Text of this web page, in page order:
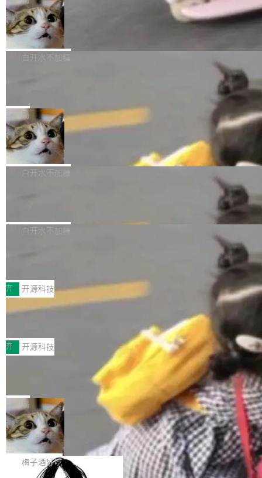
l 迁移或唤醒时，新宿主从 S3 恢复 SQLite 数据
库继续执行。存储库是持久化的唯一真相...
te 17 Pro、OPPO K15，要么是vivo X300 E这
样的次旗舰。 Galaxy Z Fold8 Ultra / Z Fold8 /
Z Flip8三款折叠屏新机均在7月22日发布，且全
部搭载骁龙8 Elite Gen5 for Galaxy，它们本该
本控制系统。目前处于 Early Access 阶段。 De
ltaDB 的核心思路直接写在 landing page 最显
眼的位置：「Software is made between com
mits」——软件是在 commit 之间写出来的。git
是把这段空隙补上。 回退到任何一次编辑：Delt
aDB 捕获 commit 之间的每一次操作，...
SpaceXAI 单季资本开支达 183 亿美元
根据风险投资人Tomer Tunguz 博客（VC 分
析）披露的最新分析与第二季度业绩报告，Spac
微软同期总资本开支的四成。 与亚马逊、Alpha
bet、微软以及 Meta 等传统科技巨头相比，Spa
ceXAI的资金消耗速度尤为引人瞩目。然而，支
撑庞大支出的资金来源却呈现出截然不同的面
貌。数据显示，微软和 Meta 主要依托充沛的经
白开水不加糖
一个在终端里运行的编程 agent；Muse Spark
1.2，驱动这个 agent 的新模型。一句话概括：
你可以用 curl -fsSL https://dev.meta.ai/install.
sh | bash 安装一个能在大项目里自动规划、写
代码、验证结果的 AI 终端工具。 据介绍，Muse
个主 agent 循环，外加一组后台 agent。这些后
局
美团开源 LoHoSearch，用知识图谱校
准 AI 能力认知
机器出题的前提，是让机器拥有全局视野。整个
构建流程可以分为四个环节：建图 → 控制难度
白开水不加糖
库，并将作为transport接入Mooncake TENT。
MPComm将作为一种传输引擎接入Mooncake T
ENT，实现零拷贝传输性能提升30%、非零拷贝
传输性能最高提升5倍。UCL-MPComm底层基
于自研UCL-Engine通信引擎，后续腾讯网平将
持续开源更多基于UCL-Engine的高性能通信组
件。 腾讯网平团队在UCL-MPComm中实现了一
个独立于业务线程的全局通信引擎（Engine），
白开水不加糖
型案例入选名单》，深信服“面向企业研发场景的
开源 AI 编程平台 CoStrict 应用”凭借卓越的技术
创新与落地成效成功入选。 全链路私有化部署，
助力企业AI研发安全落地 当前，越来越多企业已
经开始引入 AI Coding 工具，通过调用公有云模
型或企业内部部署模型提升研发效率。但随着 AI
Coding 从个人辅助工具逐步走向团队级、组织
级应用，企业在规模化落地过程中，对安全性、
可控性和代码质量提出了更高要求。 首先是数据
安全与合规要求。对于大多数普通研发场景，公
有云模型能够满足快速试用和效率提升的需求。
但对于金融、能源、医疗等对数据安全要求较...
开 开源科技
深信服AI算力网关入选工信部人工智能
前不久，工业和信息化部正式发布《2025年人工
智能应用典型案例名单》，集中展示人工智能在
各领域的应用成果，覆盖技术底座、行业赋能、
产品应用、支撑保障、专题等五大方向。深信服
AI算力网关（AI创新平台）成功入选！ 随着各行
各业的Agent走向规模化建设，算力构成形态逐
渐丰富，用户关注的重点也在发生变化：不只是
让AI用起来，还要进一步看清混合算力时代下，
Token花在哪里、算力是否被充分利用，以及持
续增长的AI成本该如何优化。 深信服AI算力网关
正是围绕这些实际问题，从Token治理和成本治
开 开源科技
Jeff Dean 离开 Google：一个时代的结
束，一个实验室的开始
Google 员工编号 20。MapReduce 作者之一。
Bigtable 作者之一。TensorFlow 的作者之一。
Gemini 的架构师。Google 首席科学家。 Jeff D
ean 在 Google 工作了 27 年后，宣布离职。 他
不是一个人走。一同离开的还有 Sanjay Ghema
wat（Google 员工编号 23，Jeff Dean 二十多
年的编程搭档，MapReduce 和 Bigtable 的共同
局
🔥 SolonCode v2026.8.4 发布：界面
字体可调、22 种语言、记忆搜索增强
打开终端就能上岗的全中文编码智能体，这一轮
把「看得清、用母语、记得住」三件事一次补
齐。 SolonCode 是什么 SolonCode 是杭州无
梅子酒好吃